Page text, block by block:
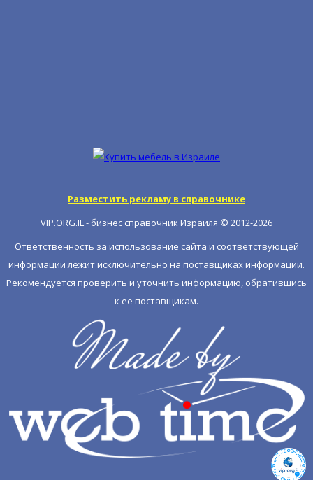
Разместить рекламу в справочнике
VIP.ORG.IL - бизнес справочник Израиля © 2012-2026
Ответственность за использование сайта и соответствующей
информации лежит исключительно на поставщиках информации.
Рекомендуется проверить и уточнить информацию, обратившись
к ее поставщикам.